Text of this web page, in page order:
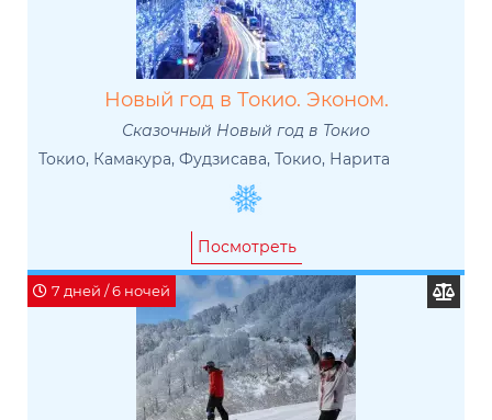
Новый год в Токио. Эконом.
Сказочный Новый год в Токио
Токио, Камакура, Фудзисава, Токио, Нарита
Посмотреть
7 дней / 6 ночей